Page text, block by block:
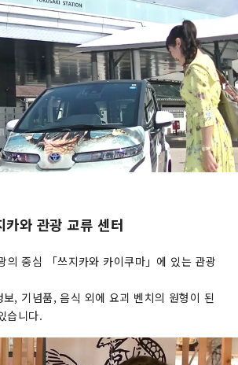
카와 관광 교류 센터
의 중심 「쓰지카와 카이쿠마」에 있는 관광
, 기념품, 음식 외에 요괴 벤치의 원형이 된
습니다.